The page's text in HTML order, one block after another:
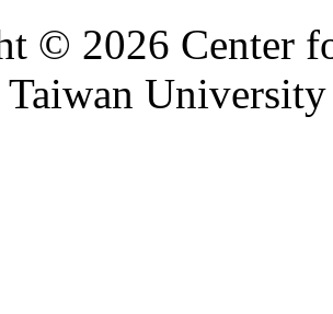
© 2026 Center
University